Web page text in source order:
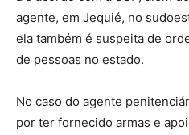
agente, em Jequié, no
ela também é suspeita de
de pessoas no estado.
No caso do agente
por ter fornecido armas e